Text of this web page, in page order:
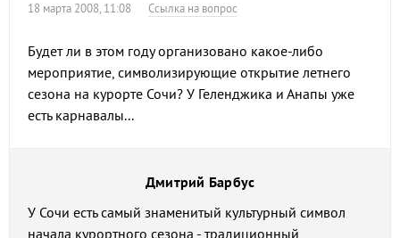
18 марта 2008, 11:08 Ссылка на вопрос
Будет ли в этом году организовано какое-либо
мероприятие, символизирующие открытие летнего
сезона на курорте Сочи? У Геленджика и Анапы уже
есть карнавалы...
Дмитрий Барбус
У Сочи есть самый знаменитый культурный символ
начала курортного сезона - традиционный